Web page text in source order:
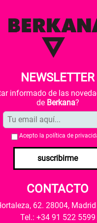
NEWSLETTER
informado de las
de Berkana?
Acepto la política de
suscribirme
CONTACTO
62. 28004,
Tel.: +34 91 522 5599